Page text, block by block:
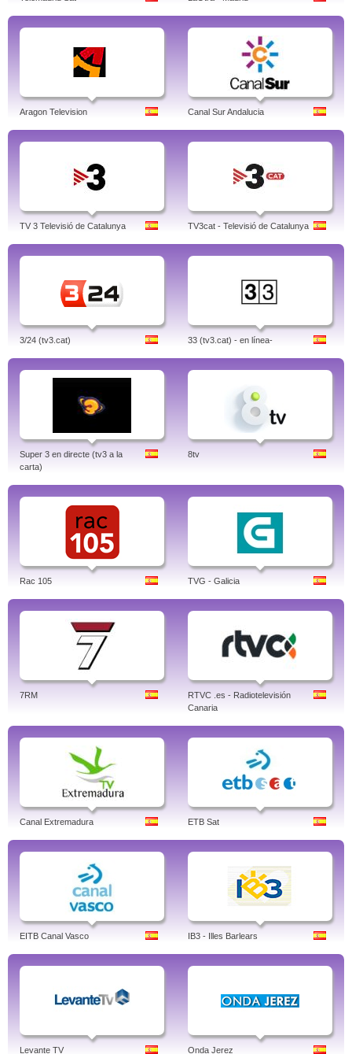
Aragon Television Canal Sur Andalucia
TV 3 Televisió de Catalunya TV3cat - Televisió de Catalunya
3/24 (tv3.cat) 33 (tv3.cat) - en línea-
Super 3 en directe (tv3 a la
carta)
8tv
Rac 105 TVG - Galicia
7RM
RTVC .es - Radiotelevisión
Canaria
Canal Extremadura ETB Sat
EITB Canal Vasco IB3 - Illes Barlears
Levante TV Onda Jerez